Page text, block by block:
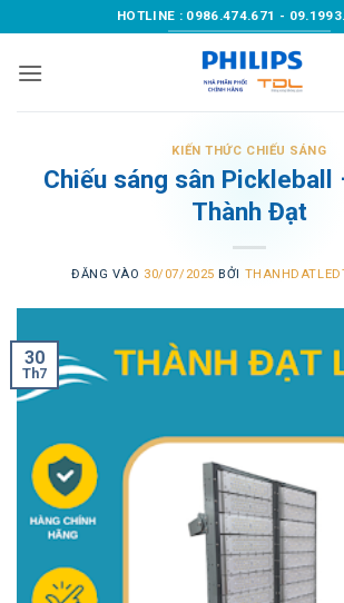
qua
nội
HOTLINE : 0986.474.671 -
KIẾN THỨC CHIẾU SÁNG
Chiếu sáng sân Pickleball
Thành Đạt
ĐĂNG VÀO 30/07/2025 BỞI
30
Th7